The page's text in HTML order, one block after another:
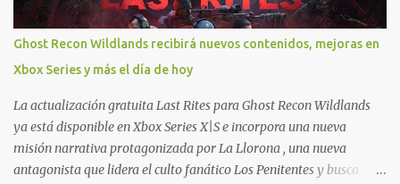
ahora sumará el acceso a la Nube de Xbox, el cual nos permitite
jugar una pequeña porción de los juegos de la suscripción
mediante xCloud y más de 600 juegos compatibles si es que los
compramos previamente (con más títulos en camino a ser
compatibles con la función Transmite tu Propios Juegos). Pueden
leer más...
Ghost Recon Wildlands recibirá nuevos contenidos, mejoras en
Xbox Series y más el día de hoy
La actualización gratuita Last Rites para Ghost Recon Wildlands
ya está disponible en Xbox Series X|S e incorpora una nueva
misión narrativa protagonizada por La Llorona , una nueva
antagonista que lidera el culto fanático Los Penitentes y busca